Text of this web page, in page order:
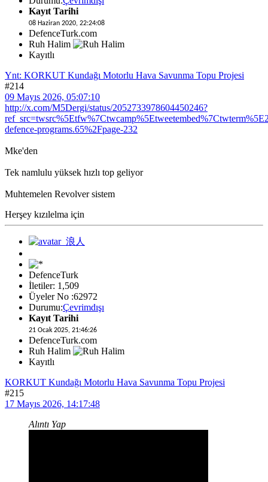
Kayıt Tarihi
08 Haziran 2020, 22:24:08
DefenceTurk.com
Ruh Halim
Kayıtlı
Ynt: KORKUT Kundağı Motorlu Hava Savunma Topu Projesi
#214
09 Mayıs 2026, 05:07:10
http://x.com/M5Dergi/status/2052733978604450246?
defence-programs.65%2Fpage-232
Mke'den
Tek namlulu yüksek hızlı top geliyor
Muhtemelen Revolver sistem
Herşey kızılelma için
DefenceTurk
İletiler: 1,509
Üyeler No :62972
Durumu:Çevrimdışı
Kayıt Tarihi
21 Ocak 2025, 21:46:26
DefenceTurk.com
Ruh Halim
Kayıtlı
KORKUT Kundağı Motorlu Hava Savunma Topu Projesi
#215
17 Mayıs 2026, 14:17:48
Alıntı Yap